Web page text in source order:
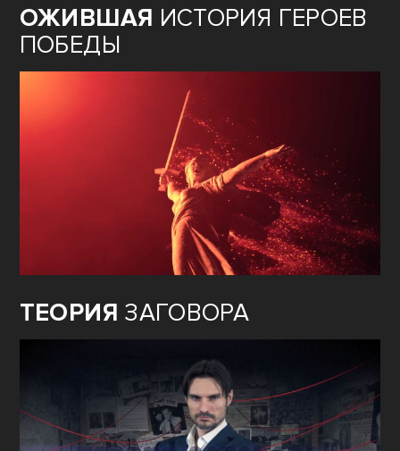
ОЖИВШАЯ ИСТОРИЯ ГЕРОЕВ
ПОБЕДЫ
ТЕОРИЯ ЗАГОВОРА